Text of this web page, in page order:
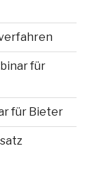
für
für Bieter